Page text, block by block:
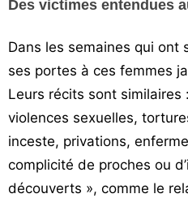
Des victimes entendues
Dans les semaines qui ont
ses portes à ces femmes
Leurs récits sont similaires
violences sexuelles,
inceste, privations,
complicité de proches ou
découverts », comme le